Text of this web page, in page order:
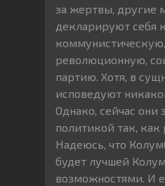
за жертвы, другие
декларируют себя
революционную,
партию. Хотя, в
исповедуют
Однако, сейчас они
политикой так, как
Надеюсь, что
будет лучшей
возможностями. И